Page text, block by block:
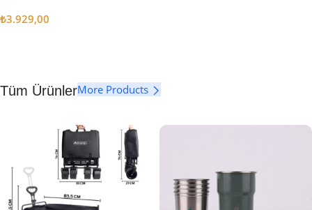
₺3.929,00
Tüm ÜrünlerMore Products